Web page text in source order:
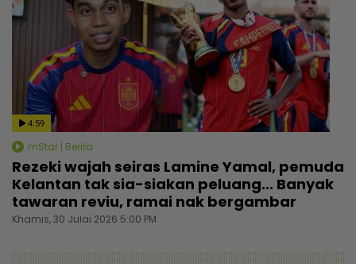
4:59
mStar | Berita
Rezeki wajah seiras Lamine Yamal, pemuda
Kelantan tak sia-siakan peluang... Banyak
tawaran reviu, ramai nak bergambar
Khamis, 30 Julai 2026 5:00 PM